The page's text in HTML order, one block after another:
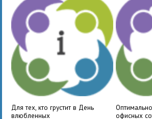
Для тех, кто грустит в День
влюбленных
офисных